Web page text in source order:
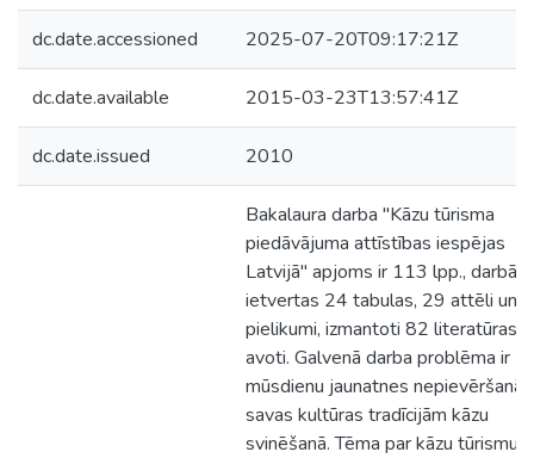
dc.date.accessioned 2025-07-20T09:17:21Z
dc.date.available 2015-03-23T13:57:41Z
dc.date.issued 2010
Bakalaura darba "Kāzu tūrisma
piedāvājuma attīstības iespējas
Latvijā" apjoms ir 113 lpp., darbā ir
ietvertas 24 tabulas, 29 attēli un 5
pielikumi, izmantoti 82 literatūras
avoti. Galvenā darba problēma ir
mūsdienu jaunatnes nepievēršanās
savas kultūras tradīcijām kāzu
svinēšanā. Tēma par kāzu tūrismu ir